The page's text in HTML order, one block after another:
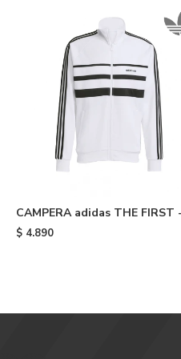
CAMPERA adidas THE FIRST
White & Black
$ 4.890